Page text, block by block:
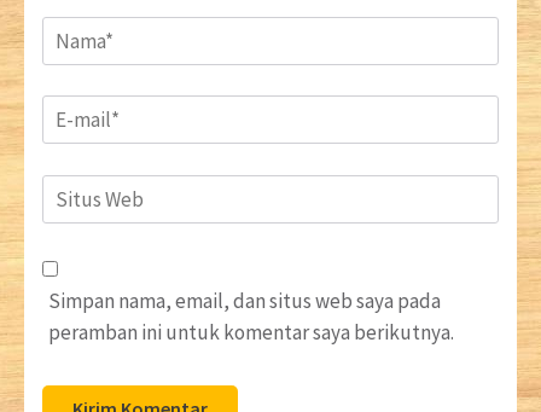
Name*
Email*
Situs
Web
Simpan nama, email, dan situs web saya pada
peramban ini untuk komentar saya berikutnya.